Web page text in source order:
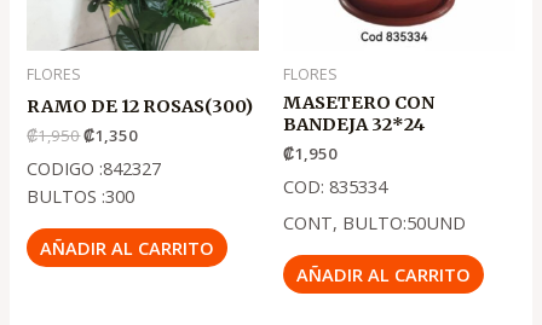
FLORES
RAMO DE 12 ROSAS(300)
₡1,950₡1,350
CODIGO :842327
BULTOS :300
AÑADIR AL CARRITO
FLORES
MASETERO CON
BANDEJA 32*24
₡1,950
COD: 835334
CONT, BULTO:50UND
AÑADIR AL CARRITO